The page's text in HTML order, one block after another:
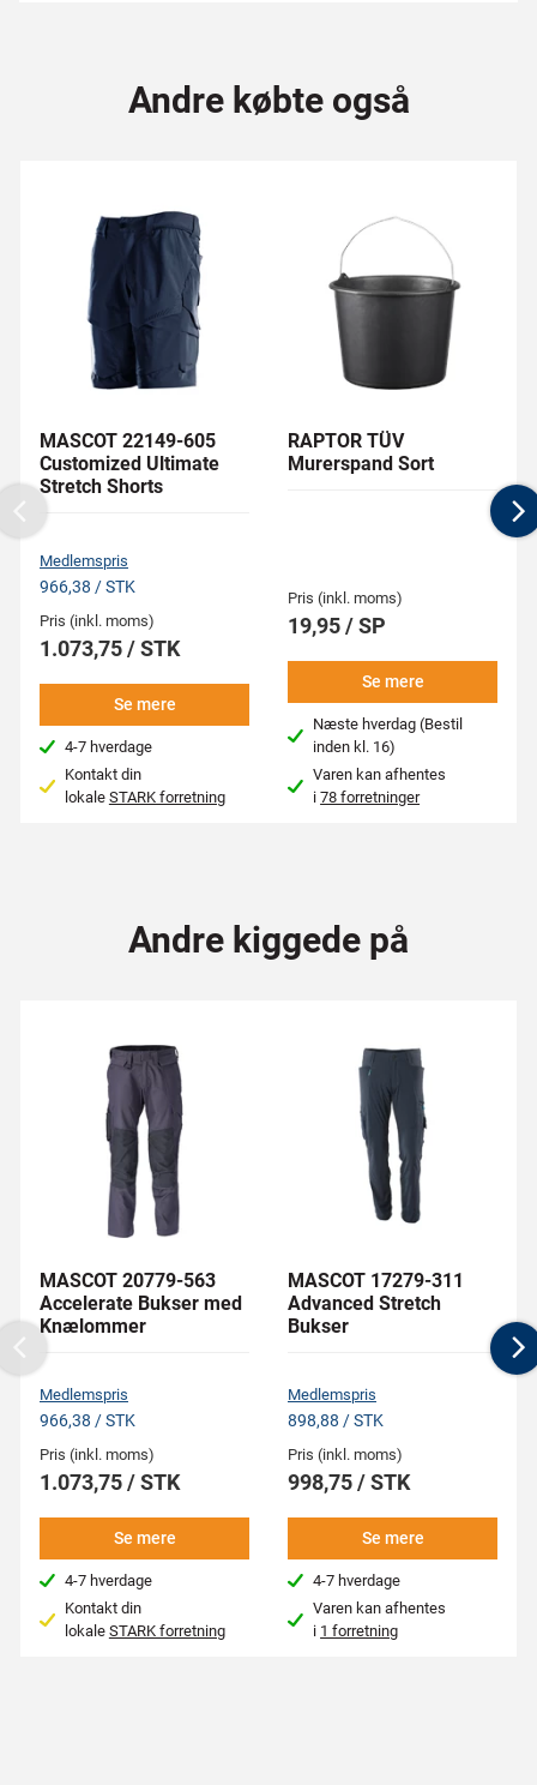
Andre købte også
MASCOT 22149-605
Customized Ultimate
Stretch Shorts
Medlemspris
966,38 / STK
Pris (inkl. moms)
1.073,75 / STK
Se mere
4-7 hverdage
Kontakt din
lokale STARK forretning
RAPTOR TÜV
Murerspand Sort
Pris (inkl. moms)
19,95 / SP
Se mere
Næste hverdag (Bestil
inden kl. 16)
Varen kan afhentes
i78 forretninger
Previous
Andre kiggede på
MASCOT 20779-563
Accelerate Bukser med
Knælommer
Medlemspris
966,38 / STK
Pris (inkl. moms)
1.073,75 / STK
Se mere
4-7 hverdage
Kontakt din
lokale STARK forretning
MASCOT 17279-311
Advanced Stretch
Bukser
Medlemspris
898,88 / STK
Pris (inkl. moms)
998,75 / STK
Se mere
4-7 hverdage
Varen kan afhentes
i 1 forretning
Previous